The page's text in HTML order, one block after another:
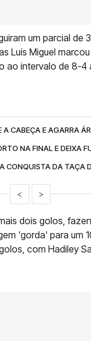
um parcial de
Luís Miguel
ao intervalo de 8-4
CABEÇA E AGARRA
NA FINAL E DEIXA
CONQUISTA DA TAÇA
< >
dois golos,
'gorda' para um
com Hadiley